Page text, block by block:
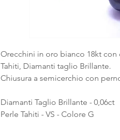
Orecchini in oro bianco 18kt con
Tahiti, Diamanti taglio Brillante.
Chiusura a semicerchio con
Diamanti Taglio Brillante - 0,06ct
Perle Tahiti - VS - Colore G